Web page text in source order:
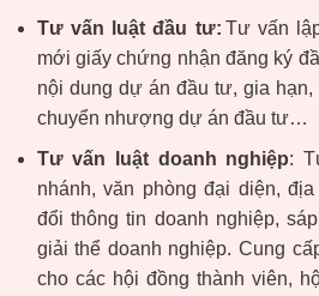
Tư vấn luật đầu tư: Tư vấn
mới giấy chứng nhận đăng ký
nội dung dự án đầu tư, gia
chuyển nhượng dự án đầu tư…
Tư vấn luật doanh nghiệp:
nhánh, văn phòng đại diện,
đổi thông tin doanh nghiệp,
giải thể doanh nghiệp. Cung
cho các hội đồng thành viên,